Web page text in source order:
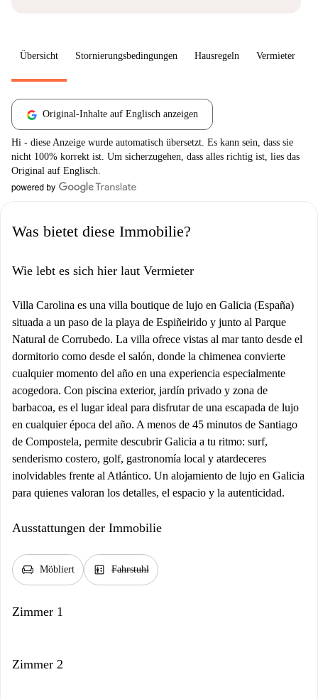
Übersicht Stornierungsbedingungen Hausregeln Vermieter
Original-Inhalte auf Englisch anzeigen
Hi - diese Anzeige wurde automatisch übersetzt. Es kann sein, dass sie
nicht 100% korrekt ist. Um sicherzugehen, dass alles richtig ist, lies das
Original auf Englisch.
Was bietet diese Immobilie?
Wie lebt es sich hier laut Vermieter
Villa Carolina es una villa boutique de lujo en Galicia (España)
situada a un paso de la playa de Espiñeirido y junto al Parque
Natural de Corrubedo. La villa ofrece vistas al mar tanto desde el
dormitorio como desde el salón, donde la chimenea convierte
cualquier momento del año en una experiencia especialmente
acogedora. Con piscina exterior, jardín privado y zona de
barbacoa, es el lugar ideal para disfrutar de una escapada de lujo
en cualquier época del año. A menos de 45 minutos de Santiago
de Compostela, permite descubrir Galicia a tu ritmo: surf,
senderismo costero, golf, gastronomía local y atardeceres
inolvidables frente al Atlántico. Un alojamiento de lujo en Galicia
para quienes valoran los detalles, el espacio y la autenticidad.
Ausstattungen der Immobilie
chair Möbliert elevator Fahrstuhl
Zimmer 1
Zimmer 2